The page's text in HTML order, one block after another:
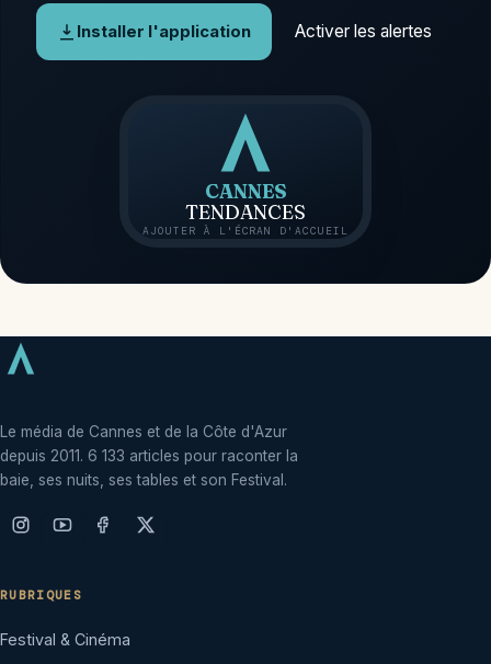
Installer l'application Activer les alertes
CANNES
TENDANCES
AJOUTER À L'ÉCRAN D'ACCUEIL
Le média de Cannes et de la Côte d'Azur
depuis 2011. 6 133 articles pour raconter la
baie, ses nuits, ses tables et son Festival.
RUBRIQUES
Festival & Cinéma